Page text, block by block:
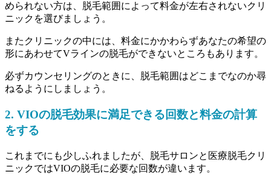
められない方は、脱毛範囲によって料金が左右されないクリ
ニックを選びましょう。
またクリニックの中には、料金にかかわらずあなたの希望の
形にあわせてVラインの脱毛ができないところもあります。
必ずカウンセリングのときに、脱毛範囲はどこまでなのか尋
ねるようにしましょう。
2. VIOの脱毛効果に満足できる回数と料金の計算
をする
これまでにも少しふれましたが、脱毛サロンと医療脱毛クリ
ニックではVIOの脱毛に必要な回数が違います。